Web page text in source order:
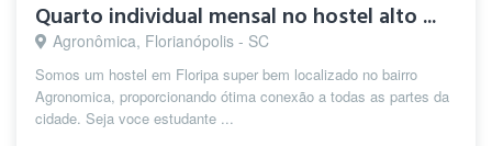
Quarto individual mensal no hostel alto ...
Agronômica, Florianópolis - SC
Somos um hostel em Floripa super bem localizado no bairro
Agronomica, proporcionando ótima conexão a todas as partes da
cidade. Seja voce estudante ...